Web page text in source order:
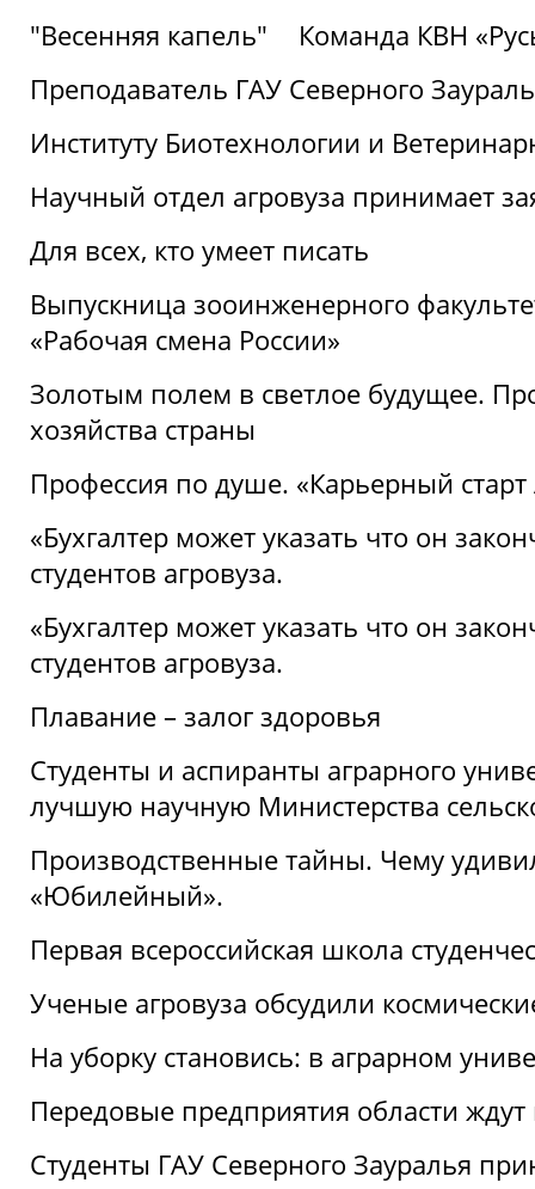
"Весенняя капель"
Команда КВН
Преподаватель ГАУ Северного
Институту Биотехнологии и
Научный отдел агровуза принимает
Для всех, кто умеет писать
Выпускница зооинженерного
«Рабочая смена России»
Золотым полем в светлое будущее.
хозяйства страны
Профессия по душе. «Карьерный
«Бухгалтер может указать что он
студентов агровуза.
«Бухгалтер может указать что он
студентов агровуза.
Плавание – залог здоровья
Студенты и аспиранты аграрного
лучшую научную Министерства
Производственные тайны. Чему
«Юбилейный».
Первая всероссийская школа
Ученые агровуза обсудили
На уборку становись: в аграрном
Передовые предприятия области ждут
Студенты ГАУ Северного Зауралья